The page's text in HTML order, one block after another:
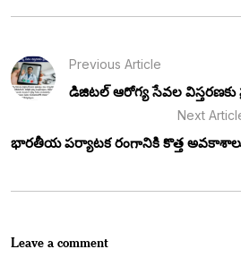
Previous Article
డిజిటల్ ఆరోగ్య సేవల విస్తరణకు
Next
భారతీయ పర్యాటక రంగానికి కొత్త
Leave a comment